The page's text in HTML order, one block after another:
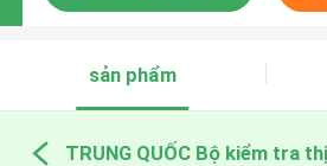
sản phẩm
TRUNG QUỐC Bộ kiểm tra